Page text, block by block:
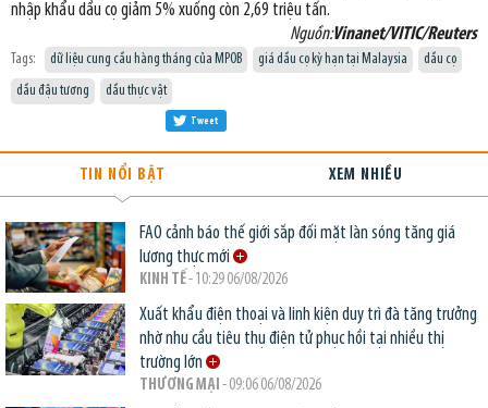
nhập khẩu dầu cọ giảm 5% xuống còn 2,69 triệu tấn.
Nguồn:Vinanet/VITIC/Reuters
Tags: dữ liệu cung cầu hàng tháng của MPOB giá dầu cọ kỳ hạn tại Malaysia
dầu cọ
dầu đậu tương
dầu thực vật
Tweet
TIN NỔI BẬT XEM NHIỀU
FAO cảnh báo thế giới sắp đối mặt làn sóng tăng giá
lương thực mới
KINH TẾ- 10:29 06/08/2026
Xuất khẩu điện thoại và linh kiện duy trì đà tăng trưởng
nhờ nhu cầu tiêu thụ điện tử phục hồi tại nhiều thị
trường lớn
THƯƠNG MẠI - 09:06 06/08/2026